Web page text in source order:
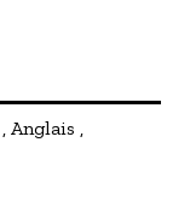
Anglais